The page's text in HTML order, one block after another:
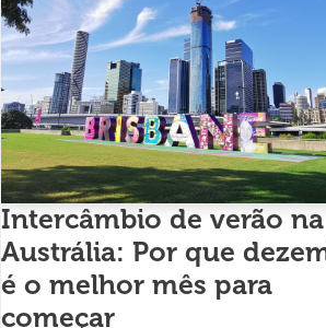
Intercâmbio de verão na
Austrália: Por que
é o melhor mês para
começar